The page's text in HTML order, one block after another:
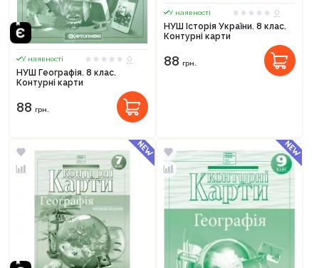
У наявності
0
НУШ Географія. 8 клас.
Контурні карти
88 грн.
У наявності
0
НУШ Історія України. 8 клас.
Контурні карти
88 грн.